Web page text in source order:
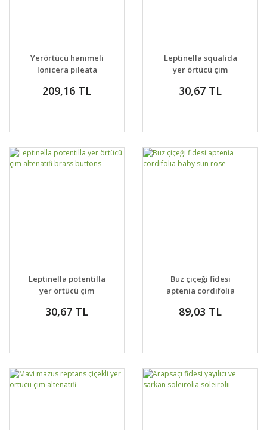
Yerörtücü hanımeli
lonicera pileata
209,16 TL
Leptinella squalida
yer örtücü çim
buttons
30,67 TL
Leptinella potentilla
yer örtücü çim
buttons
30,67 TL
Buz çiçeği fidesi
aptenia cordifolia
89,03 TL